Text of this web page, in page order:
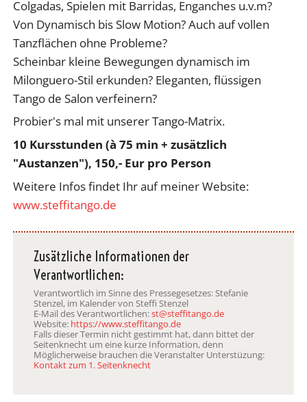
Colgadas, Spielen mit Barridas, Enganches u.v.m?
Von Dynamisch bis Slow Motion? Auch auf vollen
Tanzflächen ohne Probleme?
Scheinbar kleine Bewegungen dynamisch im
Milonguero-Stil erkunden? Eleganten, flüssigen
Tango de Salon verfeinern?
Probier's mal mit unserer Tango-Matrix.
10 Kursstunden (à 75 min + zusätzlich
"Austanzen"), 150,- Eur pro Person
Weitere Infos findet Ihr auf meiner Website:
www.steffitango.de
Zusätzliche Informationen der
Verantwortlichen:
Verantwortlich im Sinne des Pressegesetzes: Stefanie
Stenzel, im Kalender von Steffi Stenzel
E-Mail des Verantwortlichen:st@steffitango.de
Website: https://www.steffitango.de
Falls dieser Termin nicht gestimmt hat, dann bittet der
Seitenknecht um eine kurze Information, denn
Möglicherweise brauchen die Veranstalter Unterstüzung:
Kontakt zum 1. Seitenknecht